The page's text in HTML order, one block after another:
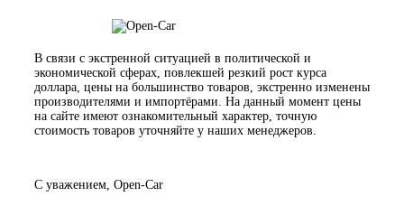
В связи с экстренной ситуацией в политической и
экономической сферах, повлекшей резкий рост курса
доллара, цены на большинство товаров, экстренно изменены
производителями и импортёрами. На данный момент цены
на сайте имеют ознакомительный характер, точную
стоимость товаров уточняйте у наших менеджеров.
С уважением, Open-Car